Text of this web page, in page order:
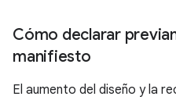
Cómo declarar
manifiesto
El aumento del diseño y la